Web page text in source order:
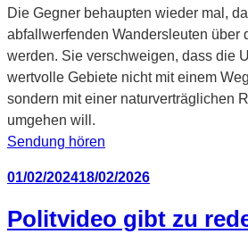
Die Gegner behaupten wieder mal,
abfallwerfenden Wandersleuten über
werden. Sie verschweigen, dass die
wertvolle Gebiete nicht mit einem
sondern mit einer naturverträglichen
umgehen will.
Sendung hören
Veröffentlicht
01/02/202418/02/2026
Politvideo gibt zu